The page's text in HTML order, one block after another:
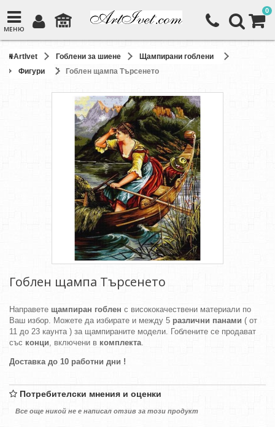
МЕНЮ
0
ArtIvet Гоблени за шиене
Щампирани гоблени
Фигури
Гоблен щампа Търсенето
Гоблен щампа Търсенето
Направете щампиран гоблен с висококачествени материали по
Ваш избор. Можете да избирате и между 5 различни панами ( от
11 до 23 каунта ) за щампираните модели. Гоблените се продават
със конци, включени в комплекта.
Доставка до 10 работни дни !
Потребителски мнения и оценки
Все още никой не е написал отзив за този продукт